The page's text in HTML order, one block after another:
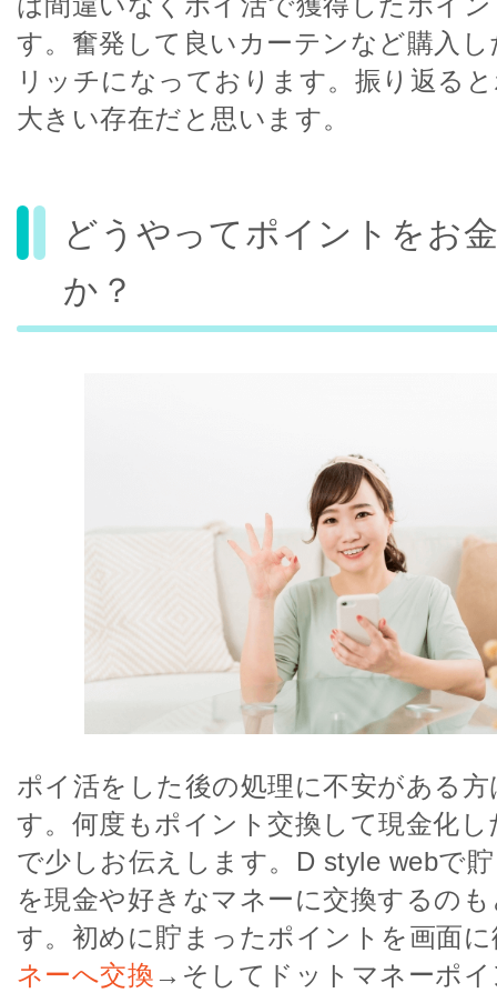
す。奮発して良いカーテンなど購入
リッチになっております。振り返る
大きい存在だと思います。
どうやってポイントをお
か？
ポイ活をした後の処理に不安がある
す。何度もポイント交換して現金化
で少しお伝えします。D style webで
を現金や好きなマネーに交換するの
す。初めに貯まったポイントを画面
ネーへ交換 →そしてドットマネーポ